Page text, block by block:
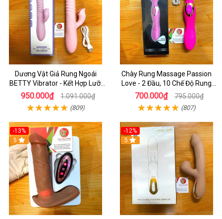
Dương Vật Giả Rung Ngoái
BETTY Vibrator - Kết Hợp Lưỡi
Liếm 2 Đầu Và Toả Nhiệt
950.000₫ 1.091.000₫
(809)
Chày Rung Massage Passion
Love - 2 Đầu, 10 Chế Độ Rung
Cực Mạnh
700.000₫ 795.000₫
(807)
-13%
5
-12%
5